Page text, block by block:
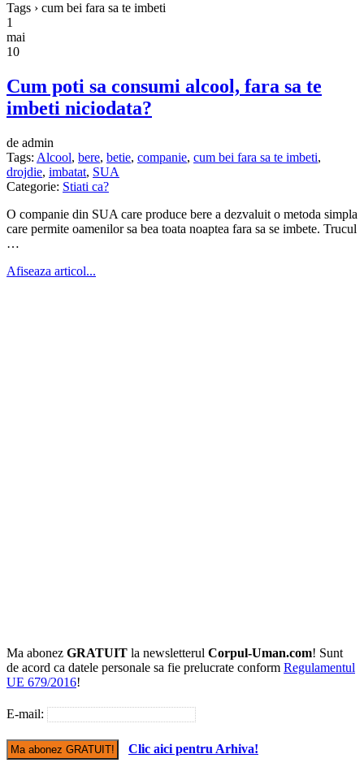
Tags › cum bei fara sa te imbeti
1
mai
10
Cum poti sa consumi alcool, fara sa te
imbeti niciodata?
de admin
Tags: Alcool, bere, betie, companie, cum bei fara sa te imbeti,
drojdie, imbatat, SUA
Categorie: Stiati ca?
O companie din SUA care produce bere a dezvaluit o metoda simpla
care permite oamenilor sa bea toata noaptea fara sa se imbete. Trucul
…
Afiseaza articol...
Ma abonez GRATUIT la newsletterul Corpul-Uman.com! Sunt
de acord ca datele personale sa fie prelucrate conform Regulamentul
UE 679/2016!
E-mail:
Clic aici pentru Arhiva!